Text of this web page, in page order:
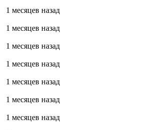
1 месяцев назад
1 месяцев назад
1 месяцев назад
1 месяцев назад
1 месяцев назад
1 месяцев назад
1 месяцев назад